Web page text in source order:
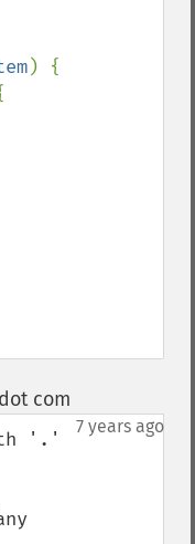
) {
com
7 years ago
'.'